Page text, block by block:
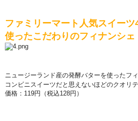
ファミリ ーマー ト人気スイーツ
使ったこだわりのフィナンシェ
ニュ ージーランド産の発酵バタ ーを使ったフ
コンビニスイ ーツだと思えないほどのクオリ
価格： 119円（税込128円）